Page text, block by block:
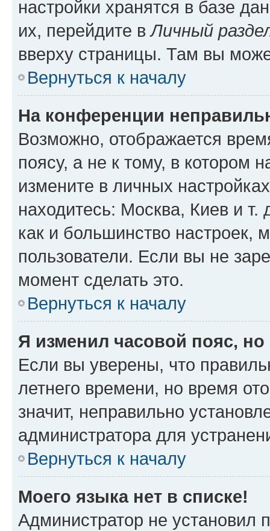
настройки хранятся в базе
их, перейдите вЛичный
вверху страницы. Там вы
Вернуться к началу
На конференции
Возможно, отображается
поясу, а не к тому, в котором
измените в личных
находитесь: Москва, Киев и т.
как и большинство настроек,
пользователи. Если вы не
момент сделать это.
Вернуться к началу
Я изменил часовой пояс,
Если вы уверены, что
летнего времени, но время
значит, неправильно
администратора для
Вернуться к началу
Моего языка нет в списке!
Администратор не установил